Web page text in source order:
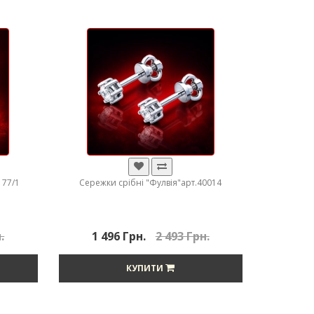
1 Сережки срібні "Фулвія"арт.40014
1 496 Грн. 2 493 Грн.
КУПИТИ